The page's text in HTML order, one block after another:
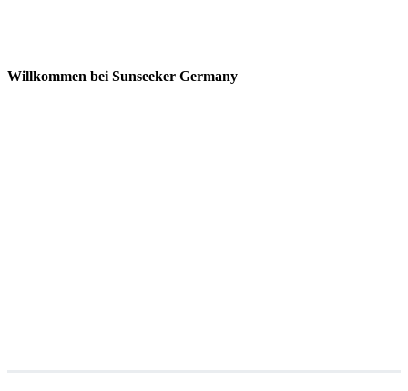
Willkommen bei Sunseeker Germany